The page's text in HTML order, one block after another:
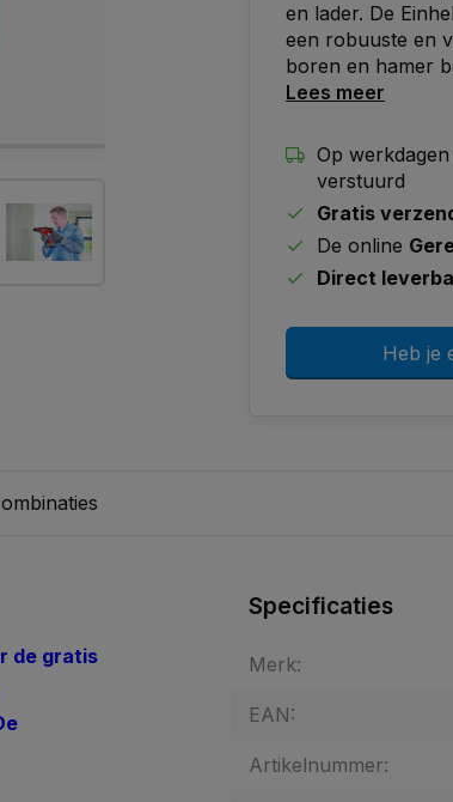
en lader. De
een robuuste en
boren en hamer
Lees meer
Op
verstuurd
Gratis
De online
Direct
Heb je
de gratis
Specificaties
Merk:
EAN:
Artikelnummer: